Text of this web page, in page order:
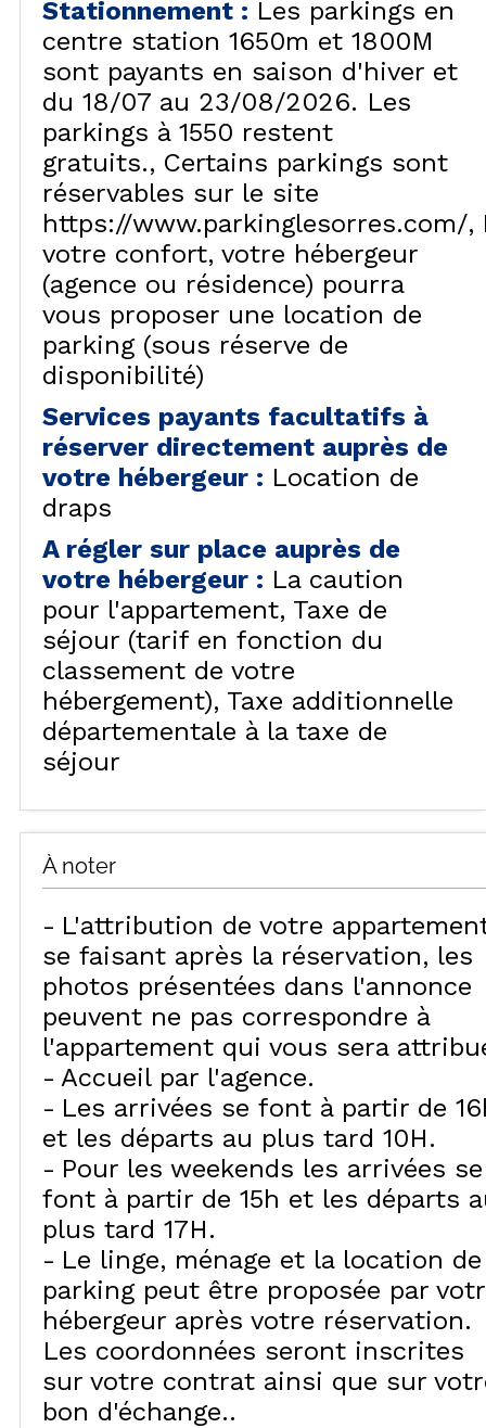
Stationnement : Les parkings en
centre station 1650m et 1800M
sont payants en saison d'hiver et
du 18/07 au 23/08/2026. Les
parkings à 1550 restent
gratuits.
Certains parkings sont
réservables sur le site
https://www.parkinglesorres.com/
votre confort, votre hébergeur
(agence ou résidence) pourra
vous proposer une location de
parking (sous réserve de
disponibilité)
Services payants facultatifs à
réserver directement auprès de
votre hébergeur : Location de
draps
A régler sur place auprès de
votre hébergeur : La caution
pour l'appartement Taxe de
séjour (tarif en fonction du
classement de votre
hébergement) Taxe additionnelle
départementale à la taxe de
séjour
À noter
L'attribution de votre
se faisant après la réservation, les
photos présentées dans l'annonce
peuvent ne pas correspondre à
l'appartement qui vous sera
Accueil par l'agence
Les arrivées se font à partir de
et les départs au plus tard 10H
Pour les weekends les arrivées se
font à partir de 15h et les départs
plus tard 17H
Le linge, ménage et la location de
parking peut être proposée par
hébergeur après votre réservation.
Les coordonnées seront inscrites
sur votre contrat ainsi que sur
bon d'échange.